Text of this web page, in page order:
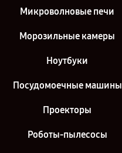
Микроволновые печи
Морозильные камеры
Ноутбуки
Посудомоечные машины
Проекторы
Роботы-пылесосы